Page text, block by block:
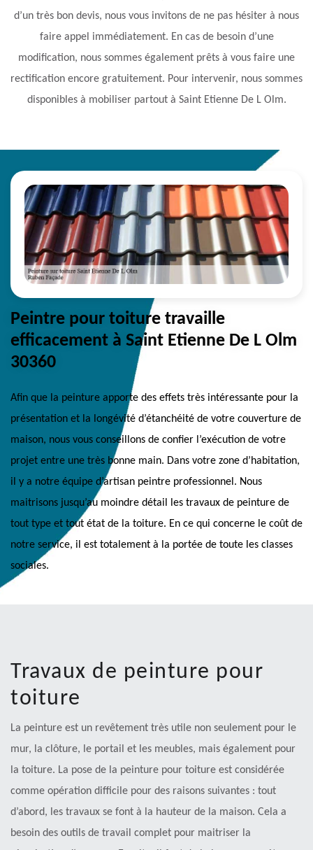
d’un très bon devis, nous vous invitons de ne pas hésiter à nous
faire appel immédiatement. En cas de besoin d’une
modification, nous sommes également prêts à vous faire une
rectification encore gratuitement. Pour intervenir, nous sommes
disponibles à mobiliser partout à Saint Etienne De L Olm.
Peintre pour toiture travaille
efficacement à Saint Etienne De L Olm
30360
Afin que la peinture apporte des effets très intéressante pour la
présentation et la longévité d’étanchéité de votre couverture de
maison, nous vous conseillons de confier l’exécution de votre
projet entre une très bonne main. Dans votre zone d’habitation,
il y a notre équipe d’artisan peintre professionnel. Nous
maitrisons jusqu’au moindre détail les travaux de peinture de
tout type et tout état de la toiture. En ce qui concerne le coût de
notre service, il est totalement à la portée de toute les classes
sociales.
Travaux de peinture pour
toiture
La peinture est un revêtement très utile non seulement pour le
mur, la clôture, le portail et les meubles, mais également pour
la toiture. La pose de la peinture pour toiture est considérée
comme opération difficile pour des raisons suivantes : tout
d’abord, les travaux se font à la hauteur de la maison. Cela a
besoin des outils de travail complet pour maitriser la